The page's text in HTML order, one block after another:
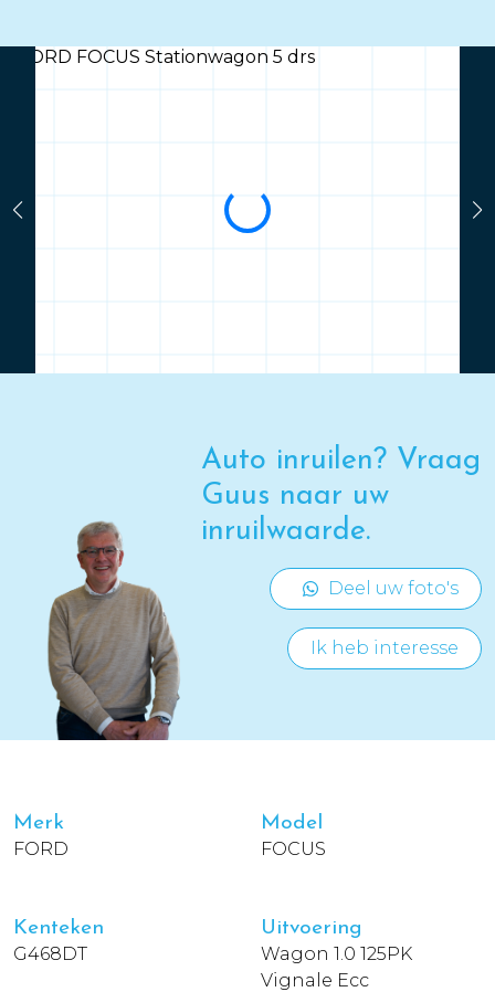
Auto inruilen? Vraag
Guus naar uw
inruilwaarde.
Deel uw foto's
Ik heb interesse
Merk
FORD
Model
FOCUS
Kenteken
G468DT
Uitvoering
Wagon 1.0 125PK
Vignale Ecc